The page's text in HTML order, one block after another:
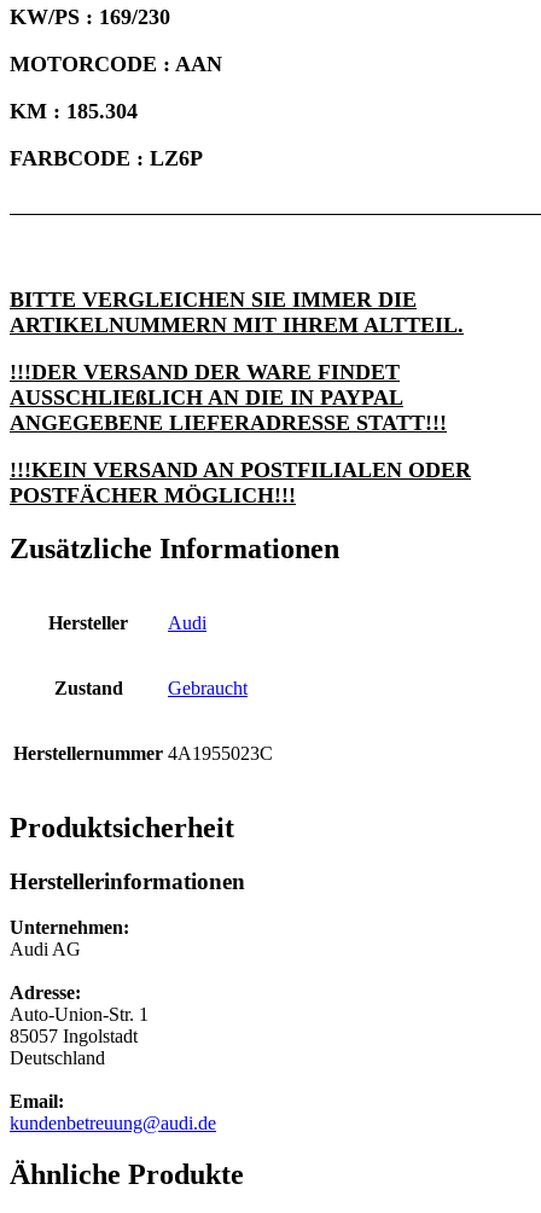
KW/PS : 169/230
MOTORCODE : AAN
KM : 185.304
FARBCODE : LZ6P
BITTE VERGLEICHEN SIE IMMER DIE
ARTIKELNUMMERN MIT IHREM ALTTEIL.
!!!DER VERSAND DER WARE FINDET
AUSSCHLIEßLICH AN DIE IN PAYPAL
ANGEGEBENE LIEFERADRESSE STATT!!!
!!!KEIN VERSAND AN POSTFILIALEN ODER
POSTFÄCHER MÖGLICH!!!
Zusätzliche Informationen
Hersteller Audi
Zustand Gebraucht
Herstellernummer 4A1955023C
Produktsicherheit
Herstellerinformationen
Unternehmen:
Audi AG
Adresse:
Auto-Union-Str. 1
85057 Ingolstadt
Deutschland
Email:
kundenbetreuung@audi.de
Ähnliche Produkte